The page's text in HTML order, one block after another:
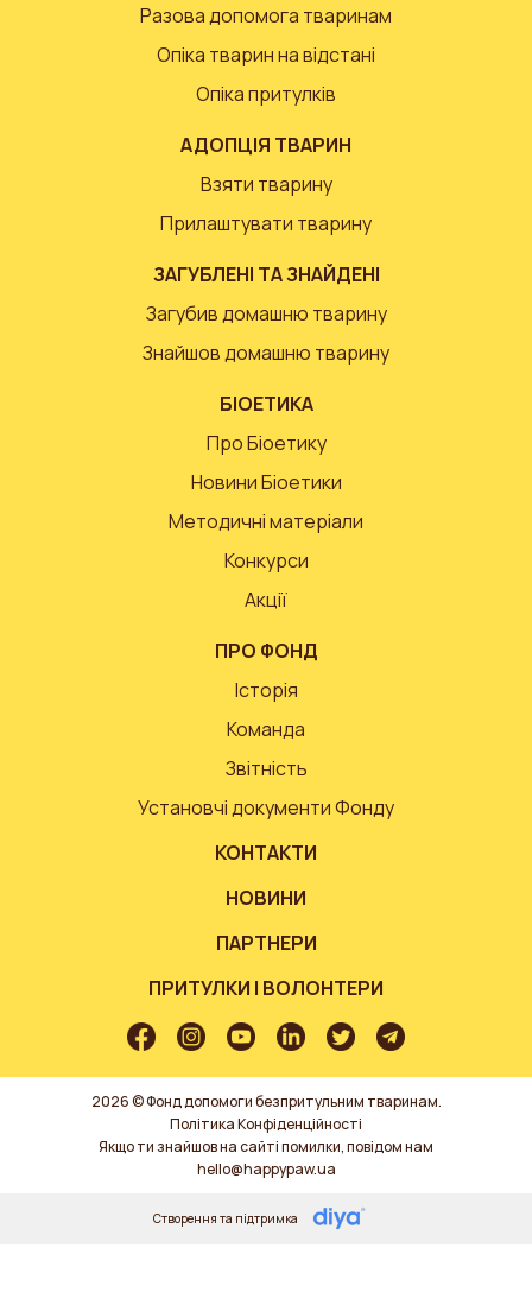
Разова допомога тваринам
Опіка тварин на відстані
Опіка притулків
АДОПЦІЯ ТВАРИН
Взяти тварину
Прилаштувати тварину
ЗАГУБЛЕНІ ТА ЗНАЙДЕНІ
Загубив домашню тварину
Знайшов домашню тварину
БІОЕТИКА
Про Біоетику
Новини Біоетики
Методичні матеріали
Конкурси
Акції
ПРО ФОНД
Історія
Команда
Звітність
Установчі документи Фонду
КОНТАКТИ
НОВИНИ
ПАРТНЕРИ
ПРИТУЛКИ І ВОЛОНТЕРИ
2026 © Фонд допомоги безпритульним тваринам.
Політика Конфіденційності
Якщо ти знайшов на сайті помилки, повідом нам
hello@happypaw.ua
Створення та підтримка